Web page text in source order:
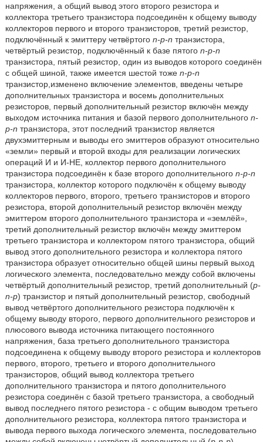
напряжения, а общий вывод этого второго резистора и
коллектора третьего транзистора подсоединён к общему выводу
коллекторов первого и второго транзисторов, третий резистор,
подключённый к эмиттеру четвёртого n-p-n транзистора,
четвёртый резистор, подключённый к базе пятого n-p-n
транзистора, пятый резистор, один из выводов которого соединён
с общей шиной, также имеется шестой тоже n-p-n
транзистор,изменено включение элементов, введены четыре
дополнительных транзистора и восемь дополнительных
резисторов, первый дополнительный резистор включён между
выходом источника питания и базой первого дополнительного n-
p-n транзистора, этот последний транзистор является
двухэмиттерным и выводы его эмиттеров образуют относительно
«земли» первый и второй входы для реализации логических
операций И и И-НЕ, коллектор первого дополнительного
транзистора подсоединён к базе второго дополнительного n-p-n
транзистора, коллектор которого подключён к общему выводу
коллекторов первого, второго, третьего транзисторов и второго
резистора, второй дополнительный резистор включён между
эмиттером второго дополнительного транзистора и «землёй»,
третий дополнительный резистор включён между эмиттером
третьего транзистора и коллектором пятого транзистора, общий
вывод этого дополнительного резистора и коллектора пятого
транзистора образует относительно общей шины первый выход
логического элемента, последовательно между собой включены
четвёртый дополнительный резистор, третий дополнительный (p-
n-p) транзистор и пятый дополнительный резистор, свободный
вывод четвёртого дополнительного резистора подключён к
общему выводу второго, первого дополнительного резисторов и
плюсового вывода источника питающего постоянного
напряжения, база третьего дополнительного транзистора
подсоединена к общему выводу второго резистора и коллекторов
первого, второго, третьего и второго дополнительного
транзисторов, общий вывод коллектора третьего
дополнительного транзистора и пятого дополнительного
резистора соединён с базой третьего транзистора, а свободный
вывод последнего пятого резистора - с общим выводом третьего
дополнительного резистора, коллектора пятого транзистора и
вывода первого выхода логического элемента, последовательно